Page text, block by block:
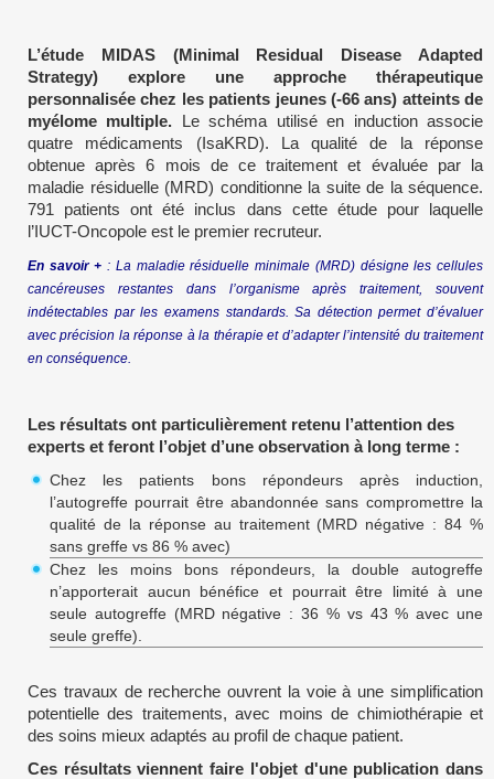
L’étude MIDAS (Minimal Residual Disease Adapted
Strategy) explore une approche thérapeutique
personnalisée chez les patients jeunes (-66 ans) atteints de
myélome multiple. Le schéma utilisé en induction associe
quatre médicaments (IsaKRD). La qualité de la réponse
obtenue après 6 mois de ce traitement et évaluée par la
maladie résiduelle (MRD) conditionne la suite de la séquence.
791 patients ont été inclus dans cette étude pour laquelle
l’IUCT-Oncopole est le premier recruteur.
En savoir + : La maladie résiduelle minimale (MRD) désigne les cellules
cancéreuses restantes dans l’organisme après traitement, souvent
indétectables par les examens standards. Sa détection permet d’évaluer
avec précision la réponse à la thérapie et d’adapter l’intensité du traitement
en conséquence.
Les résultats ont particulièrement retenu l’attention des
experts et feront l’objet d’une observation à long terme :
Chez les patients bons répondeurs après induction,
l’autogreffe pourrait être abandonnée sans compromettre la
qualité de la réponse au traitement (MRD négative : 84 %
sans greffe vs 86 % avec)
Chez les moins bons répondeurs, la double autogreffe
n’apporterait aucun bénéfice et pourrait être limité à une
seule autogreffe (MRD négative : 36 % vs 43 % avec une
seule greffe).
Ces travaux de recherche ouvrent la voie à une simplification
potentielle des traitements, avec moins de chimiothérapie et
des soins mieux adaptés au profil de chaque patient.
Ces résultats viennent faire l'objet d'une publication dans